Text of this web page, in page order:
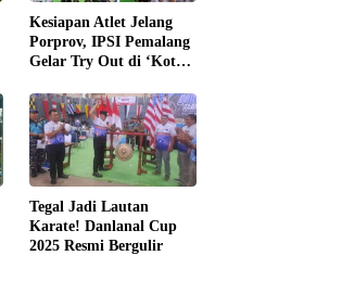
Kesiapan Atlet Jelang
Porprov, IPSI Pemalang
Gelar Try Out di ‘Kota
Tegal Jadi Lautan
Karate! Danlanal Cup
2025 Resmi Bergulir